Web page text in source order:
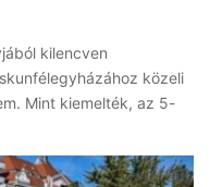
kilencven
közeli
Mint kiemelték, az 5-